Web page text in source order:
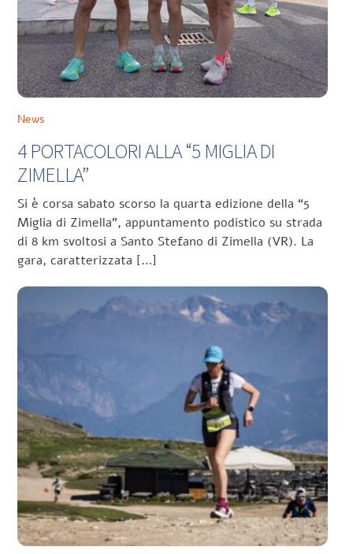
News
4 PORTACOLORI ALLA “5 MIGLIA DI
ZIMELLA”
Si è corsa sabato scorso la quarta edizione della “5
Miglia di Zimella”, appuntamento podistico su strada
di 8 km svoltosi a Santo Stefano di Zimella (VR). La
gara, caratterizzata […]